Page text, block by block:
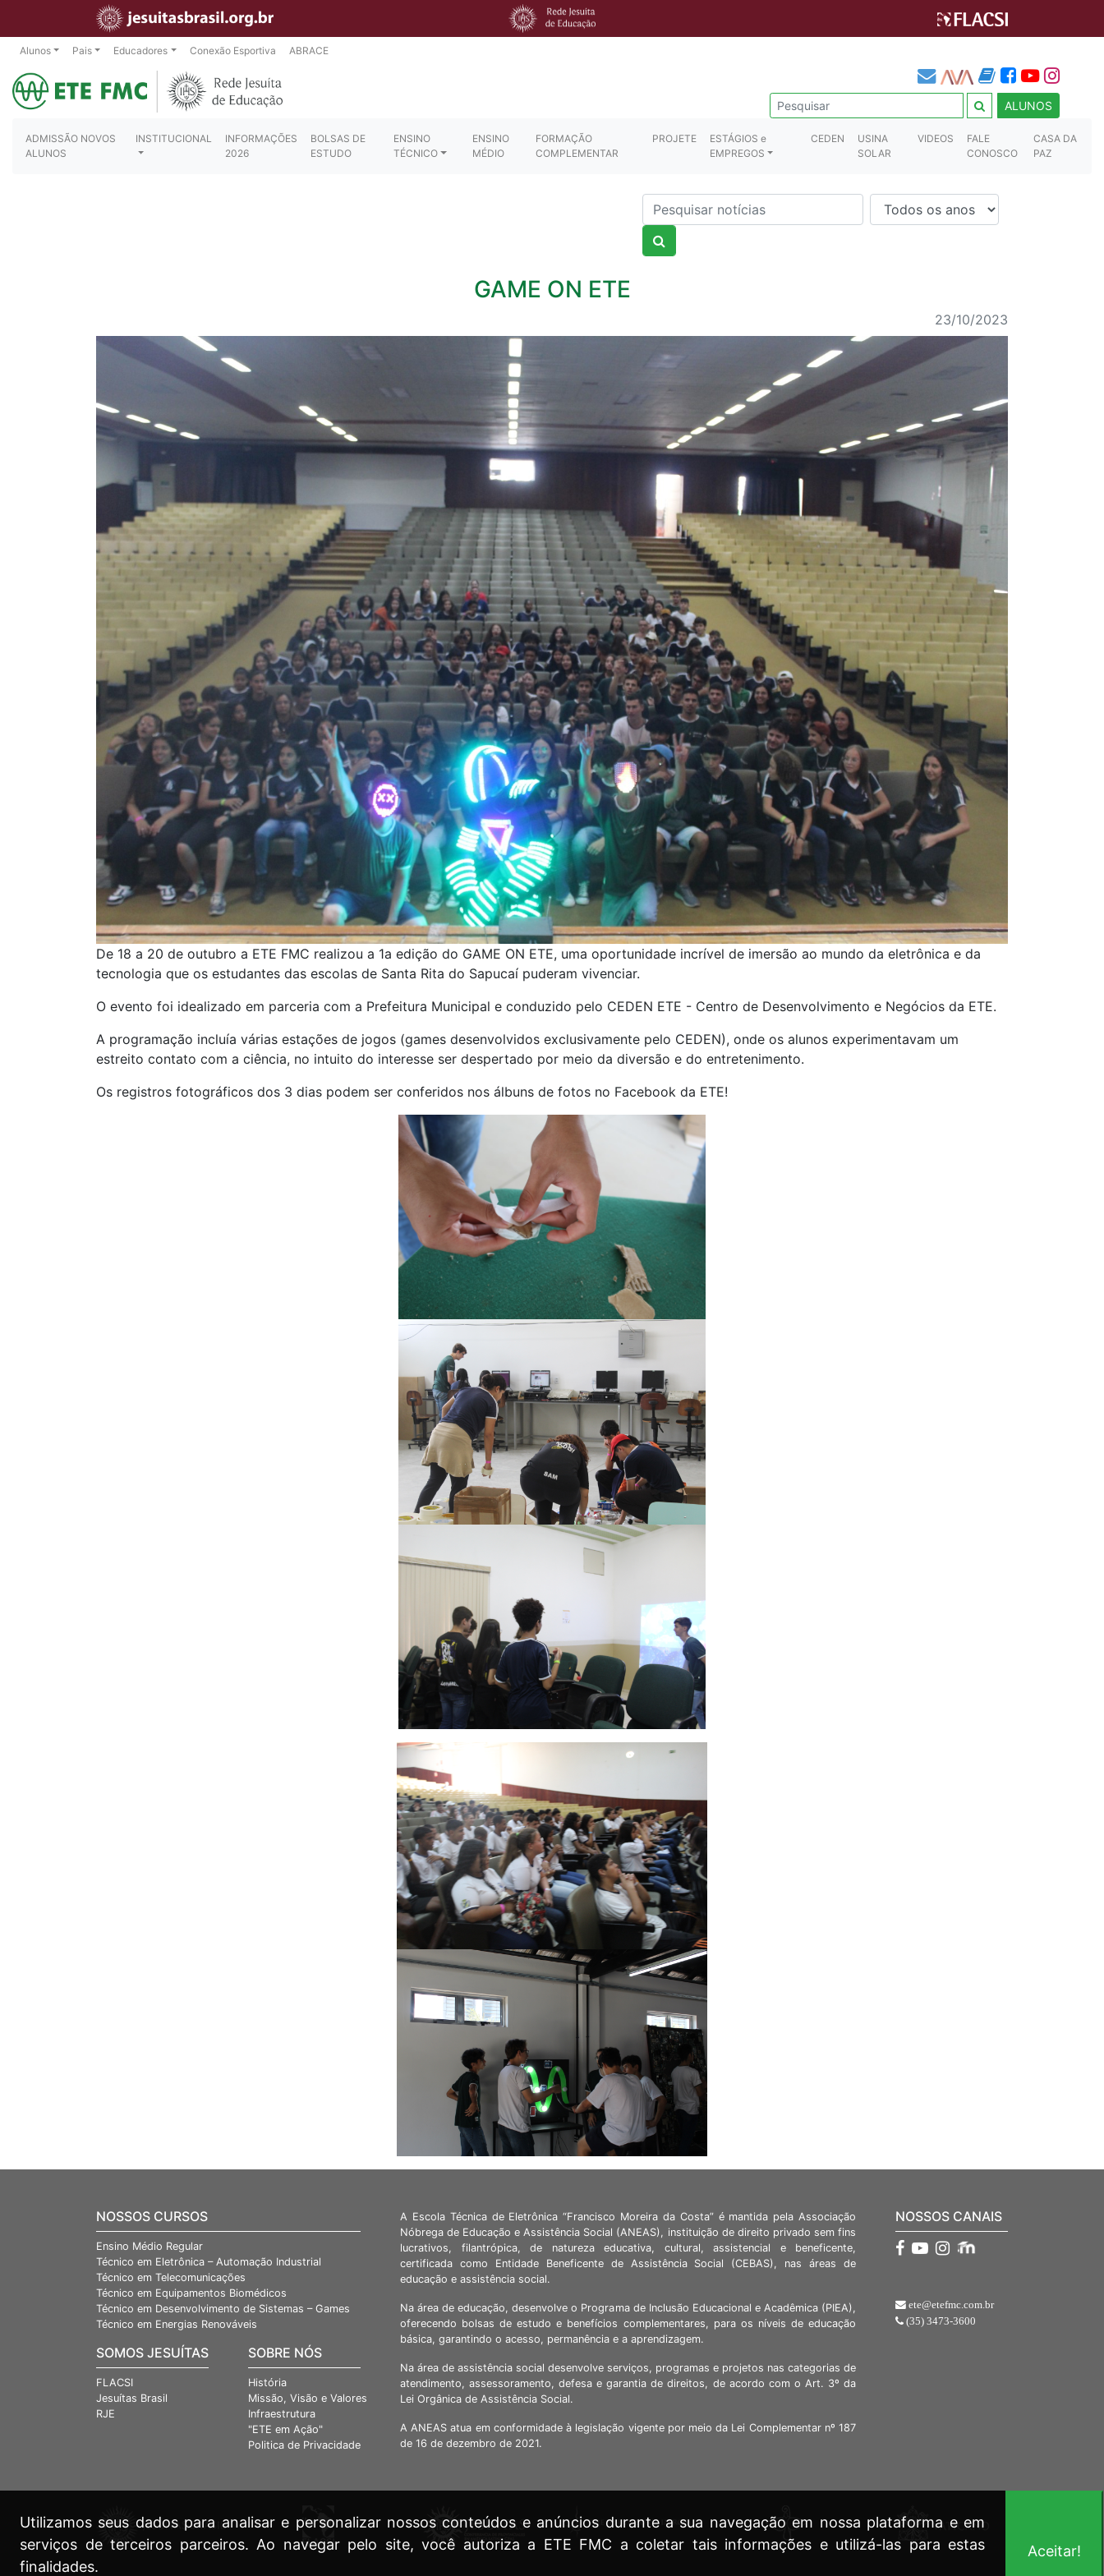
Alunos Pais Educadores Conexão Esportiva ABRACE
ALUNOS
ADMISSÃO NOVOS
ALUNOS
INSTITUCIONAL
INFORMAÇÕES
2026
BOLSAS DE
ESTUDO
ENSINO
TÉCNICO
ENSINO
MÉDIO
FORMAÇÃO
COMPLEMENTAR
PROJETE
ESTÁGIOS e
EMPREGOS
CEDEN
USINA
SOLAR
VIDEOS
FALE
CONOSCO
CASA DA
PAZ
Nome
GAME ON ETE
23/10/2023
De 18 a 20 de outubro a ETE FMC realizou a 1a edição do GAME ON ETE, uma oportunidade incrível de imersão ao mundo da eletrônica e da
tecnologia que os estudantes das escolas de Santa Rita do Sapucaí puderam vivenciar.
O evento foi idealizado em parceria com a Prefeitura Municipal e conduzido pelo CEDEN ETE - Centro de Desenvolvimento e Negócios da ETE.
A programação incluía várias estações de jogos (games desenvolvidos exclusivamente pelo CEDEN), onde os alunos experimentavam um
estreito contato com a ciência, no intuito do interesse ser despertado por meio da diversão e do entretenimento.
Os registros fotográficos dos 3 dias podem ser conferidos nos álbuns de fotos no Facebook da ETE!
NOSSOS CURSOS
Ensino Médio Regular
Técnico em Eletrônica – Automação Industrial
Técnico em Telecomunicações
Técnico em Equipamentos Biomédicos
Técnico em Desenvolvimento de Sistemas – Games
Técnico em Energias Renováveis
SOMOS JESUÍTAS
FLACSI
Jesuítas Brasil
RJE
SOBRE NÓS
História
Missão, Visão e Valores
Infraestrutura
"ETE em Ação"
Politica de Privacidade
A Escola Técnica de Eletrônica “Francisco Moreira da Costa” é mantida pela Associação
Nóbrega de Educação e Assistência Social (ANEAS), instituição de direito privado sem fins
lucrativos, filantrópica, de natureza educativa, cultural, assistencial e beneficente,
certificada como Entidade Beneficente de Assistência Social (CEBAS), nas áreas de
educação e assistência social.
Na área de educação, desenvolve o Programa de Inclusão Educacional e Acadêmica (PIEA),
oferecendo bolsas de estudo e benefícios complementares, para os níveis de educação
básica, garantindo o acesso, permanência e a aprendizagem.
Na área de assistência social desenvolve serviços, programas e projetos nas categorias de
atendimento, assessoramento, defesa e garantia de direitos, de acordo com o Art. 3º da
Lei Orgânica de Assistência Social.
A ANEAS atua em conformidade à legislação vigente por meio da Lei Complementar nº 187
de 16 de dezembro de 2021.
NOSSOS CANAIS
ete@etefmc.com.br
(35) 3473-3600
Utilizamos seus dados para analisar e personalizar nossos conteúdos e anúncios durante a sua navegação em nossa plataforma e em
serviços de terceiros parceiros. Ao navegar pelo site, você autoriza a ETE FMC a coletar tais informações e utilizá-las para estas
finalidades.
Aceitar!